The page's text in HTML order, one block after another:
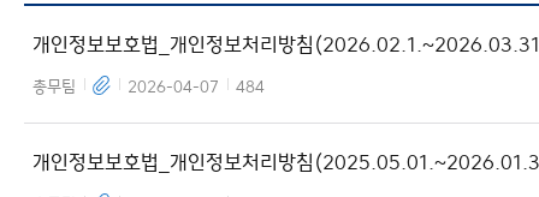
개인정보보호법_개인정보처리방침
총무팀 2026-04-07 484
개인정보보호법_개인정보처리방침